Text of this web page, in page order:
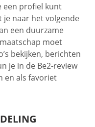
een profiel kunt
je naar het volgende
een duurzame
moet
bekijken, berichten
je in de Be2-review
en als favoriet